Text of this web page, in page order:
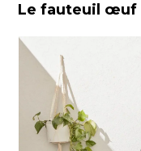
Le fauteuil œuf